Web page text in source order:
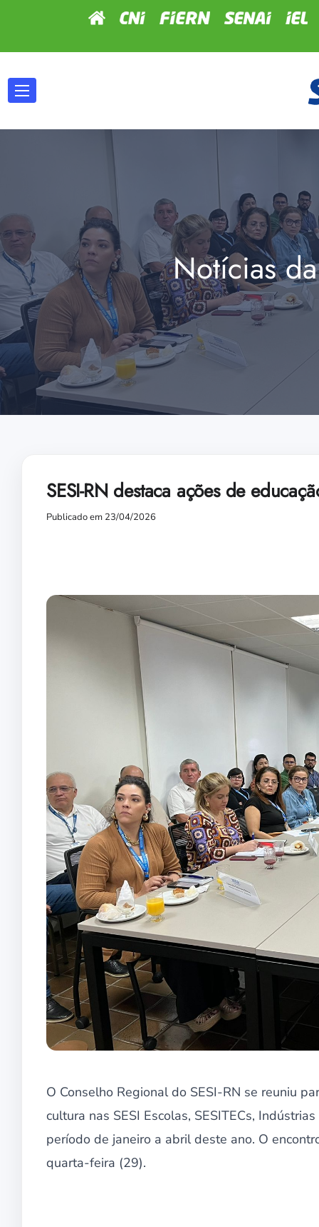
Notícias
SESI-RN destaca ações de
Publicado em 23/04/2026
O Conselho Regional do SESI-RN se reuniu
cultura nas SESI Escolas, SESITECs,
período de janeiro a abril deste ano. O
quarta-feira (29).